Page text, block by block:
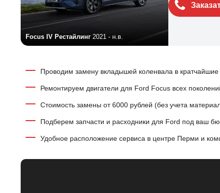
Focus IV Рестайлинг 2021 - н.в.
Проводим замену вкладышей коленвала в кратчайшие
Ремонтируем двигатели для Ford Focus всех
Стоимость замены от 6000 рублей (без учета
Подберем запчасти и расходники для Ford под ваш
Удобное расположение сервиса в центре Перми и